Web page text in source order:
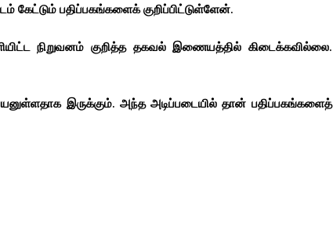
கேட்டும் பதிப்பகங்களைக் குறிப்பிட்டுள்ளேன்.
நிறுவனம் குறித்த தகவல் இணையத்தில் கிடைக்கவில்லை.
இருக்கும். அந்த அடிப்படையில் தான் பதிப்பகங்களைத்